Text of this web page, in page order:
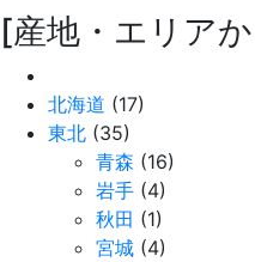
[産地・エリア
北海道 (17)
東北 (35)
青森 (16)
岩手 (4)
秋田 (1)
宮城 (4)